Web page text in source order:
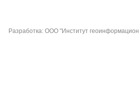
Разработка: ООО "Институт